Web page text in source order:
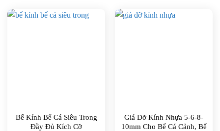
Bể Kính Bể Cá Siêu Trong
Đầy Đủ Kích Cỡ
Giá Đỡ Kính Nhựa 5-6-8-
10mm Cho Bể Cá Cảnh, Bể